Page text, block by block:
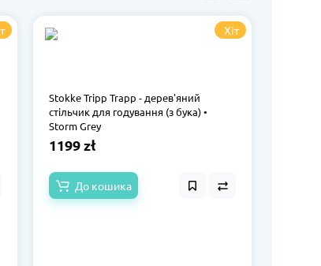
Хіт
Stokke Tripp Trapp - дерев'яний
стільчик для годування (з бука) •
Storm Grey
1199 zł
До кошика